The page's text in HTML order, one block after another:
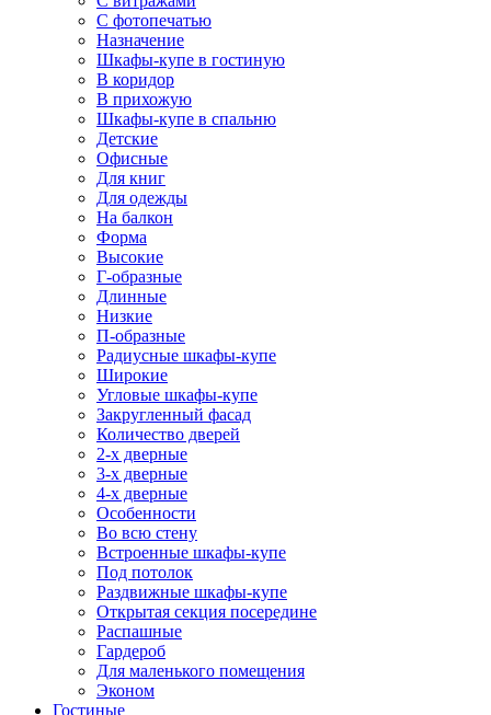
С фотопечатью
Назначение
Шкафы-купе в гостиную
В коридор
В прихожую
Шкафы-купе в спальню
Детские
Офисные
Для книг
Для одежды
На балкон
Форма
Высокие
Г-образные
Длинные
Низкие
П-образные
Радиусные шкафы-купе
Широкие
Угловые шкафы-купе
Закругленный фасад
Количество дверей
2-х дверные
3-х дверные
4-х дверные
Особенности
Во всю стену
Встроенные шкафы-купе
Под потолок
Раздвижные шкафы-купе
Открытая секция посередине
Распашные
Гардероб
Для маленького помещения
Эконом
Гостиные